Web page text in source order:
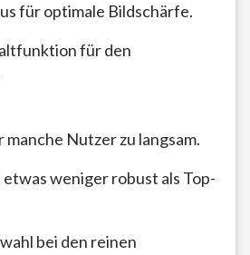
für optimale Bildschärfe.
für den
Nutzer zu langsam.
weniger robust als Top-
bei den reinen